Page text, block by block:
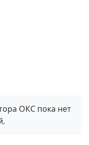
ОКС пока нет